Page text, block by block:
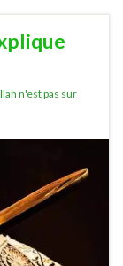
n'est pas sur